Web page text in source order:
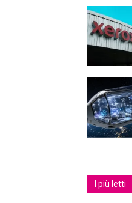
I più letti